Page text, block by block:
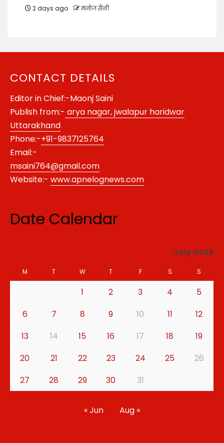
2 days ago मनोज सैनी
CONTACT DETAILS
Editor in Chief:-Maonj Saini
Publish from:- arya nagar, jwalapur haridwar
Uttarakhand
Phone:-+91-9837125764
Email:-
msaini764@gmail.com
Website:- www.apnelognews.com
Date Calendar
July 2026
M T W T F S S
1 2 3 4
5
6
7 8 9 10 11
12
13
14 15 16 17 18
19
20
21 22 23 24 25
26
27
28 29 30 31
« Jun Aug »